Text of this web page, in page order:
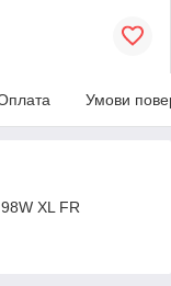
Умови
XL FR